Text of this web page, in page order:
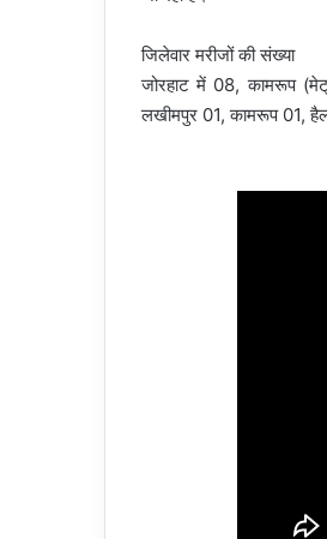
जिलेवार मरीजों की संख्या
जोरहाट में 08, कामरूप
लखीमपुर 01, कामरूप 01,